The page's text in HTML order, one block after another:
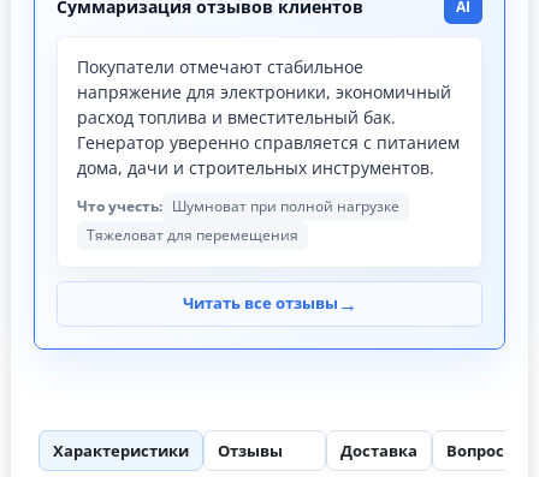
Суммаризация отзывов клиентов AI
Покупатели отмечают стабильное
напряжение для электроники, экономичный
расход топлива и вместительный бак.
Генератор уверенно справляется с питанием
дома, дачи и строительных инструментов.
Что учесть: Шумноват при полной нагрузке
Тяжеловат для перемещения
Читать все отзывы →
Характеристики Отзывы Доставка Вопросы